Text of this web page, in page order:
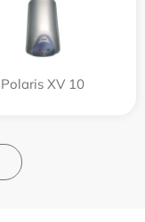
Polaris XV 10